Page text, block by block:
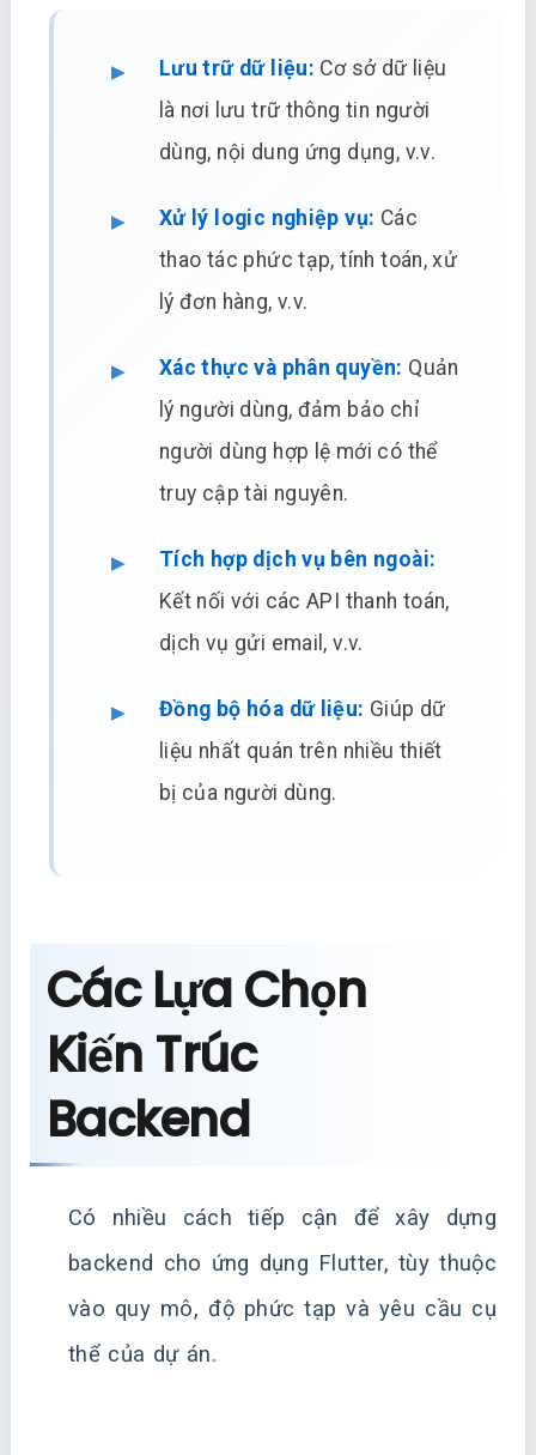
Lưu trữ dữ liệu: Cơ sở dữ liệu
là nơi lưu trữ thông tin người
dùng, nội dung ứng dụng, v.v.
Xử lý logic nghiệp vụ: Các
thao tác phức tạp, tính toán, xử
lý đơn hàng, v.v.
Xác thực và phân quyền: Quản
lý người dùng, đảm bảo chỉ
người dùng hợp lệ mới có thể
truy cập tài nguyên.
Tích hợp dịch vụ bên ngoài:
Kết nối với các API thanh toán,
dịch vụ gửi email, v.v.
Đồng bộ hóa dữ liệu: Giúp dữ
liệu nhất quán trên nhiều thiết
bị của người dùng.
Các Lựa Chọn
Kiến Trúc
Backend
Có nhiều cách tiếp cận để xây dựng
backend cho ứng dụng Flutter, tùy thuộc
vào quy mô, độ phức tạp và yêu cầu cụ
thể của dự án.